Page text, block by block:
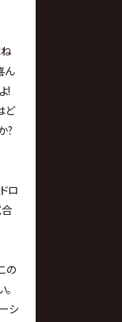
ん
!
ど
?
ロ
の
｡
シ